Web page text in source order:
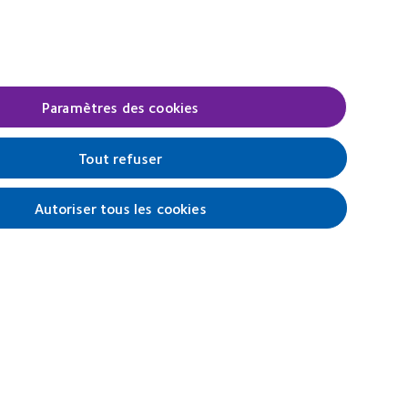
Legal
Politique de confidentialité
Cookies
Conditions d'utilisation
Paramètres des cookies
Tout refuser
Autoriser tous les cookies